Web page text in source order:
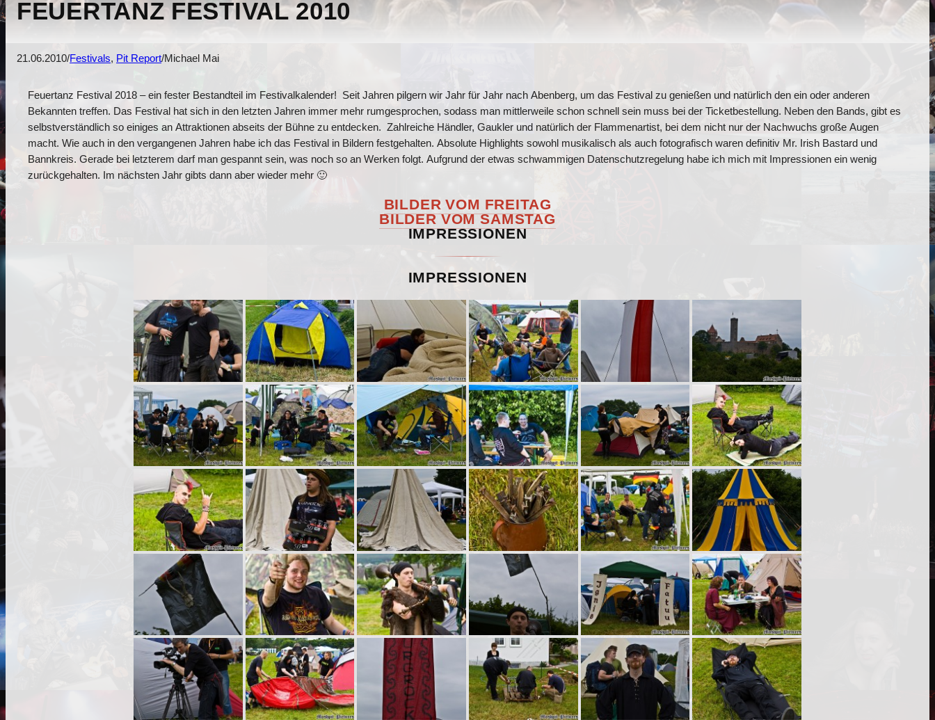
FEUERTANZ FESTIVAL 2010
21.06.2010/Festivals, Pit Report/Michael Mai
Feuertanz Festival 2018 – ein fester Bestandteil im Festivalkalender! Seit Jahren pilgern wir Jahr für Jahr nach Abenberg, um das Festival zu genießen und natürlich den ein oder anderen
Bekannten treffen. Das Festival hat sich in den letzten Jahren immer mehr rumgesprochen, sodass man mittlerweile schon schnell sein muss bei der Ticketbestellung. Neben den Bands, gibt es
selbstverständlich so einiges an Attraktionen abseits der Bühne zu entdecken. Zahlreiche Händler, Gaukler und natürlich der Flammenartist, bei dem nicht nur der Nachwuchs große Augen
macht. Wie auch in den vergangenen Jahren habe ich das Festival in Bildern festgehalten. Absolute Highlights sowohl musikalisch als auch fotografisch waren definitiv Mr. Irish Bastard und
Bannkreis. Gerade bei letzterem darf man gespannt sein, was noch so an Werken folgt. Aufgrund der etwas schwammigen Datenschutzregelung habe ich mich mit Impressionen ein wenig
zurückgehalten. Im nächsten Jahr gibts dann aber wieder mehr 🙂
BILDER VOM FREITAG
BILDER VOM SAMSTAG
IMPRESSIONEN
IMPRESSIONEN